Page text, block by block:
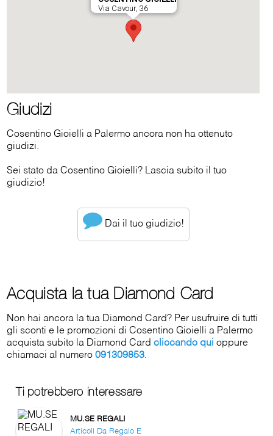
Giudizi
Cosentino Gioielli a Palermo ancora non ha ottenuto
giudizi.
Sei stato da Cosentino Gioielli? Lascia subito il tuo
giudizio!
Dai il tuo giudizio!
Acquista la tua Diamond Card
Non hai ancora la tua Diamond Card? Per usufruire di tutti
gli sconti e le promozioni di Cosentino Gioielli a Palermo
acquista subito la Diamond Cardcliccando qui oppure
chiamaci al numero091309853.
Ti potrebbero interessare
MU.SE REGALI
Articoli Da Regalo E